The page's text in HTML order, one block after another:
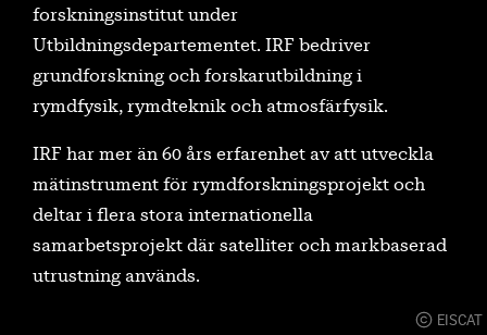
EISCAT
forskningsinstitut under
Utbildningsdepartementet. IRF bedriver
grundforskning och forskarutbildning i
rymdfysik, rymdteknik och atmosfärfysik.
IRF har mer än 60 års erfarenhet av att utveckla
mätinstrument för rymdforskningsprojekt och
deltar i flera stora internationella
samarbetsprojekt där satelliter och markbaserad
utrustning används.